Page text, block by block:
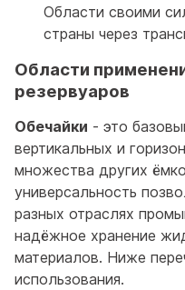
Области своими
страны через
Области
резервуаров
Обечайки - это
вертикальных и
множества других
универсальность
разных отраслях
надёжное хранение
материалов. Ниже
использования.